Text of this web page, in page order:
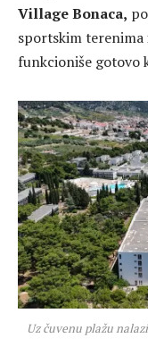
Village Bonaca,
sportskim terenima
funkcioniše gotovo
Uz čuvenu plažu